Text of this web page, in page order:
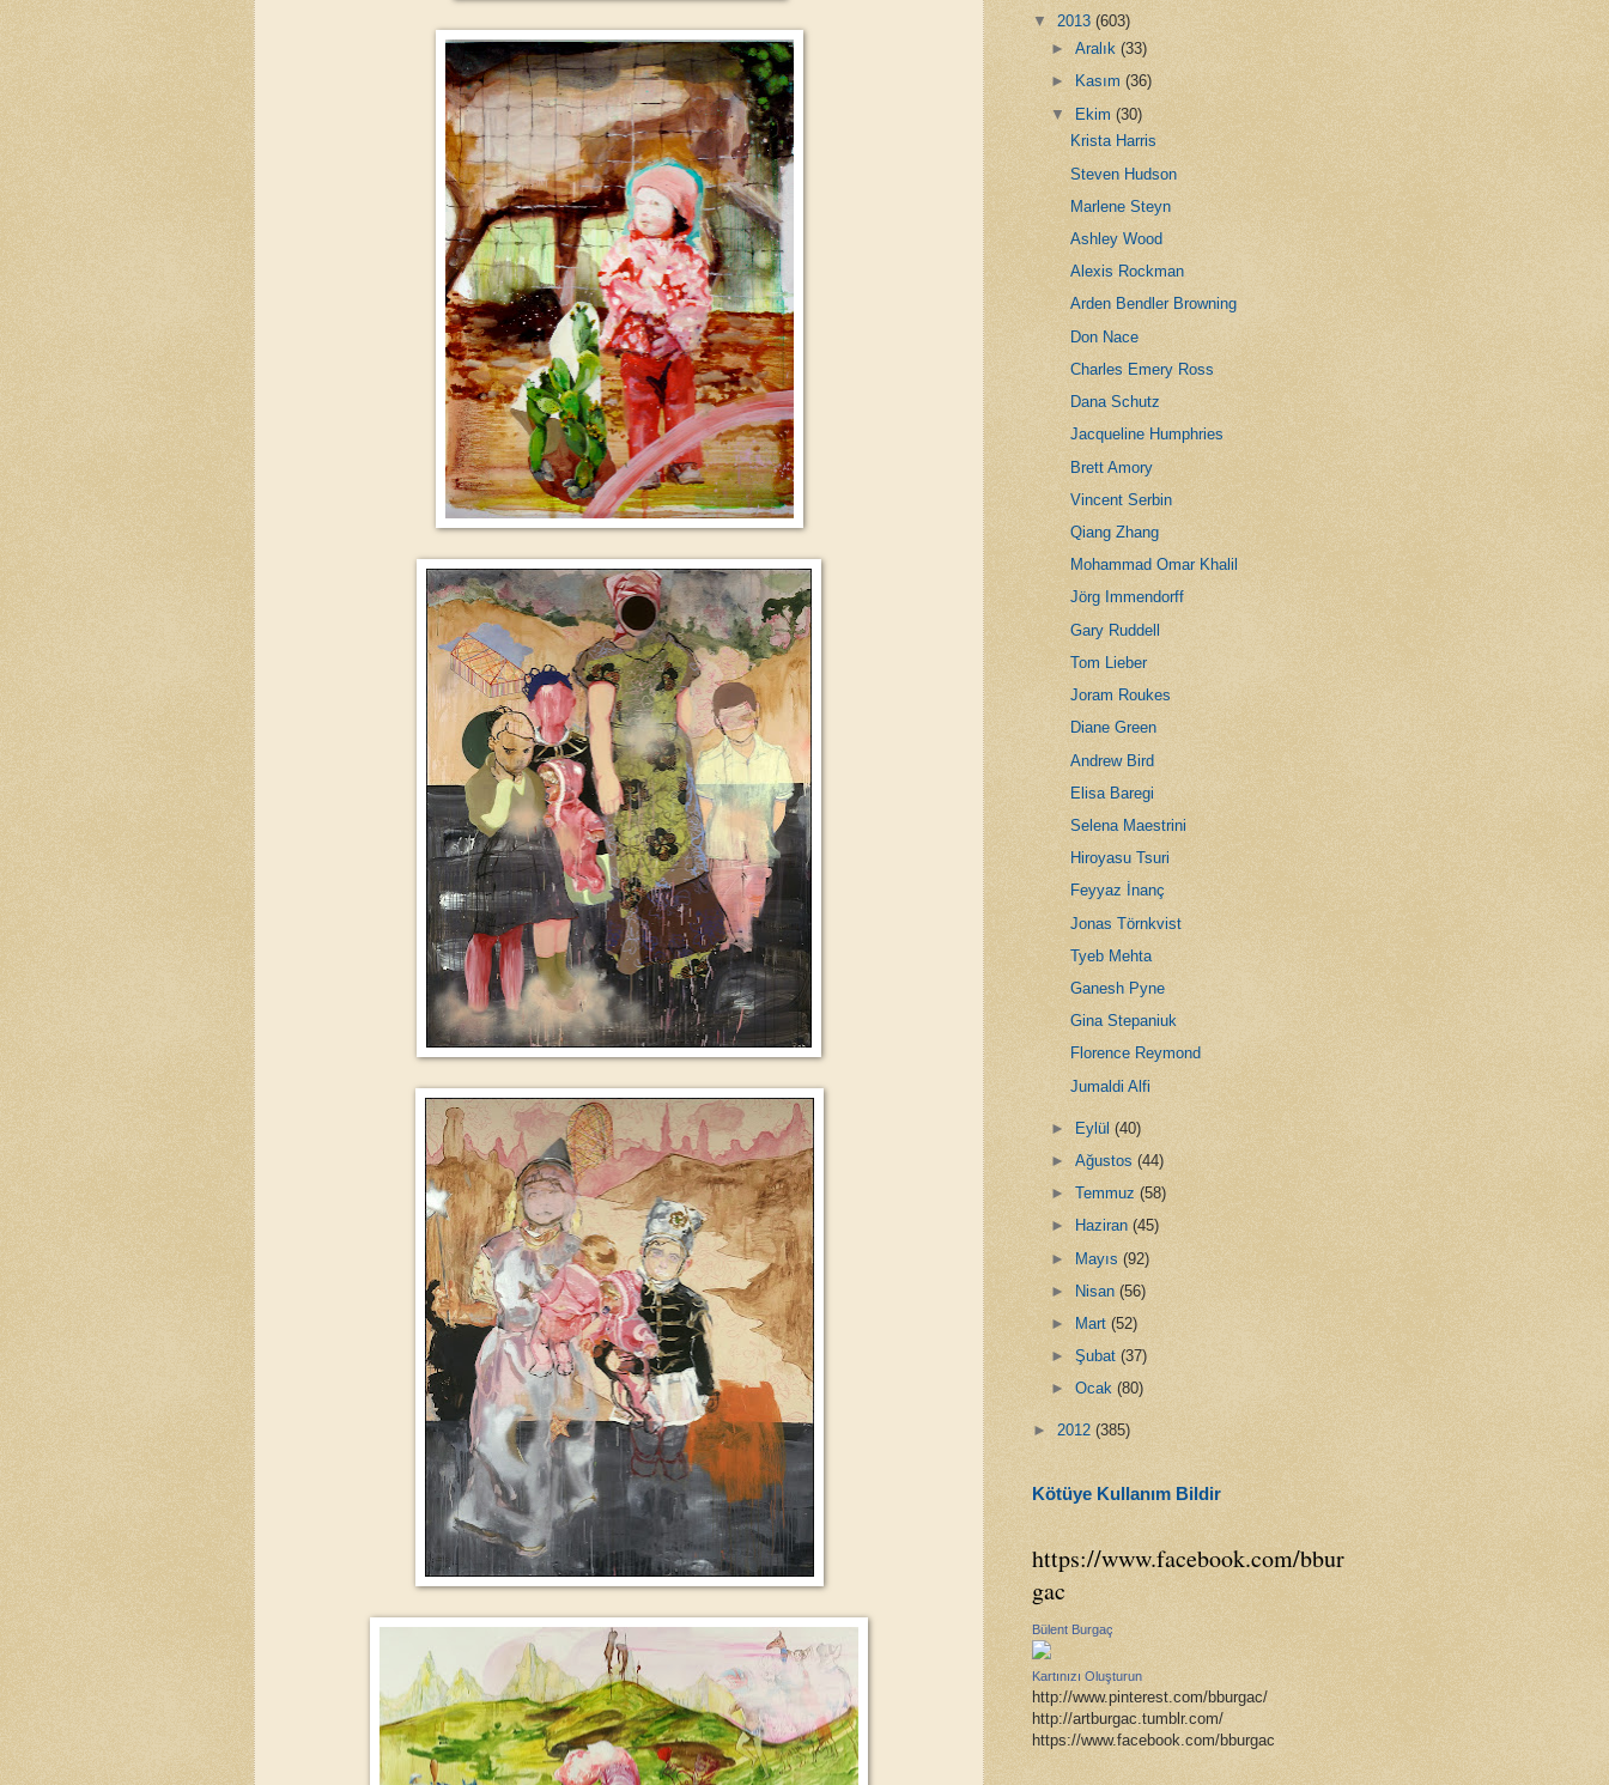
▼ 2013 (603)
►Aralık(33)
►
Kasım(36)
▼ Ekim(30)
Krista Harris
Steven Hudson
Marlene Steyn
Ashley Wood
Alexis Rockman
Arden Bendler Browning
Don Nace
Charles Emery Ross
Dana Schutz
Jacqueline Humphries
Brett Amory
Vincent Serbin
Qiang Zhang
Mohammad Omar Khalil
Jörg Immendorff
Gary Ruddell
Tom Lieber
Joram Roukes
Diane Green
Andrew Bird
Elisa Baregi
Selena Maestrini
Hiroyasu Tsuri
Feyyaz İnanç
Jonas Törnkvist
Tyeb Mehta
Ganesh Pyne
Gina Stepaniuk
Florence Reymond
Jumaldi Alfi
► Eylül(40)
►Ağustos(44)
►Temmuz(58)
►
Haziran(45)
► Mayıs(92)
► Nisan(56)
►
Mart(52)
►Şubat(37)
►Ocak(80)
► 2012 (385)
Kötüye Kullanım Bildir
https://www.facebook.com/bbur
gac
Bülent Burgaç
Kartınızı Oluşturun
http://www.pinterest.com/bburgac/
http://artburgac.tumblr.com/
https://www.facebook.com/bburgac